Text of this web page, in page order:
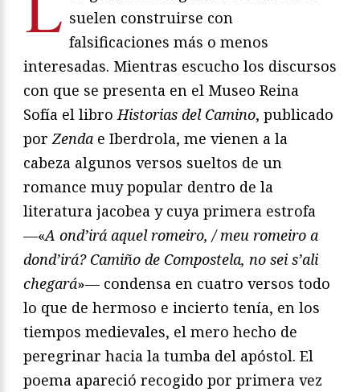
suelen construirse con
falsificaciones más o menos
interesadas. Mientras escucho los discursos
con que se presenta en el Museo Reina
Sofía el libroHistorias del Camino, publicado
porZenda e Iberdrola, me vienen a la
cabeza algunos versos sueltos de un
romance muy popular dentro de la
literatura jacobea y cuya primera estrofa
—«A ond’irá aquel romeiro, / meu romeiro a
dond’irá? Camiño de Compostela, no sei s’ali
chegará»— condensa en cuatro versos todo
lo que de hermoso e incierto tenía, en los
tiempos medievales, el mero hecho de
peregrinar hacia la tumba del apóstol. El
poema apareció recogido por primera vez